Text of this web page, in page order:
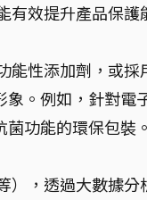
有效提升產品保護
能性添加劑，或採
象。例如，針對電
功能的環保包裝。
），透過大數據分